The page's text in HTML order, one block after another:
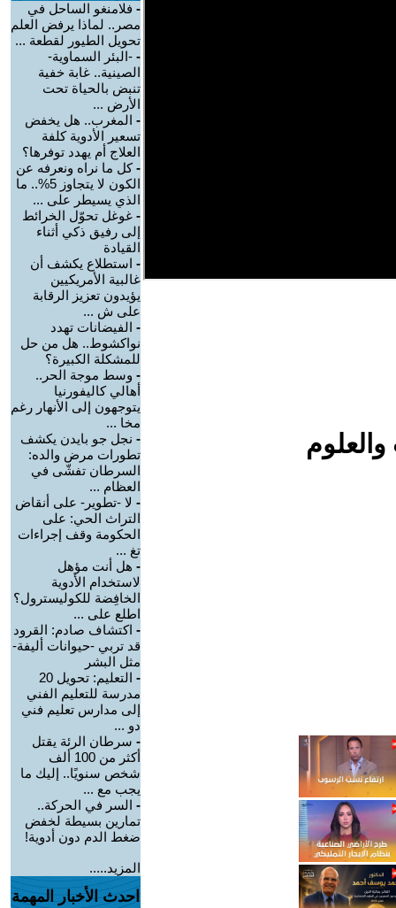
- فلامنغو الساحل في
مصر.. لماذا يرفض العلم
تحويل الطيور لقطعة ...
- -البئر السماوية-
الصينية.. غابة خفية
تنبض بالحياة تحت
الأرض ...
- المغرب.. هل يخفض
تسعير الأدوية كلفة
العلاج أم يهدد توفرها؟
-كل ما نراه ونعرفه عن
الكون لا يتجاوز 5%.. ما
الذي يسيطر على ...
- غوغل تحوّل الخرائط
إلى رفيق ذكي أثناء
القيادة
- استطلاع يكشف أن
غالبية الأمريكيين
يؤيدون تعزيز الرقابة
على ش ...
- الفيضانات تهدد
نواكشوط.. هل من حل
للمشكلة الكبيرة؟
- وسط موجة الحر..
أهالي كاليفورنيا
يتوجهون إلى الأنهار رغم
مخا ...
- نجل جو بايدن يكشف
تطورات مرض والده:
السرطان تفشّى في
العظام ...
- لا -تطوير- على أنقاض
التراث الحي: على
الحكومة وقف إجراءات
تغ ...
- هل أنت مؤهل
لاستخدام الأدوية
الخافِضة للكوليسترول؟
اطلع على ...
- اكتشاف صادم: القرود
قد تربي -حيوانات أليفة-
مثل البشر
-
التعليم: تحويل 20
مدرسة للتعليم الفني
إلى مدارس تعليم فني
دو ...
- سرطان الرئة يقتل
أكثر من 100 ألف
شخص سنويًا.. إليك ما
يجب مع ...
- السر في الحركة..
تمارين بسيطة لخفض
ضغط الدم دون أدوية!
المزيد.....
احدث الأخبار المهمة